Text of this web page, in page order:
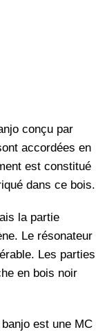
conçu par
accordées en
est constitué
dans ce bois.
la partie
Le résonateur
Les parties
en bois noir
est une MC